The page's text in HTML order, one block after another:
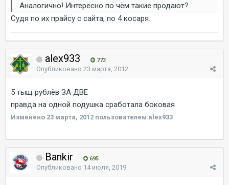
Аналогично! Интересно по чём такие продают?
Судя по их прайсу с сайта, по 4 косаря.
alex933 773
Опубликовано 23 марта, 2012
5 тыщ рублёв ЗА ДВЕ
правда на одной подушка сработала боковая
Изменено 23 марта, 2012 пользователем alex933
Bankir 695
Опубликовано 14 июля, 2019